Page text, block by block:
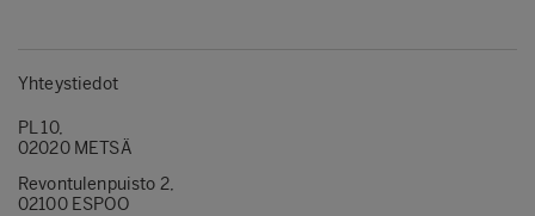
Yhteystiedot
PL 10,
02020 METSÄ
Revontulenpuisto 2,
02100 ESPOO